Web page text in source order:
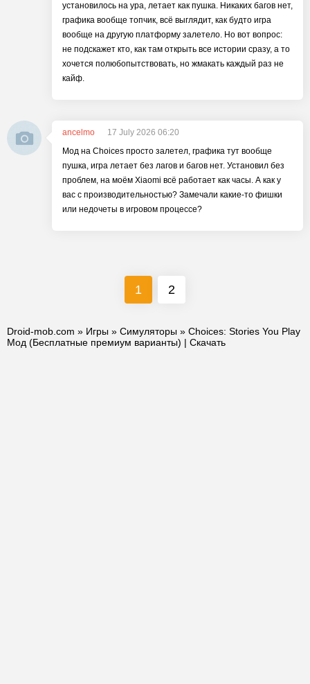
установилось на ура, летает как пушка. Никаких багов нет,
графика вообще топчик, всё выглядит, как будто игра
вообще на другую платформу залетело. Но вот вопрос:
не подскажет кто, как там открыть все истории сразу, а то
хочется полюбопытствовать, но жмакать каждый раз не
кайф.
ancelmo
17 July 2026 06:20
Мод на Choices просто залетел, графика тут вообще
пушка, игра летает без лагов и багов нет. Установил без
проблем, на моём Xiaomi всё работает как часы. А как у
вас с производительностью? Замечали какие-то фишки
или недочеты в игровом процессе?
1 2
Droid-mob.com » Игры » Симуляторы » Choices: Stories You Play
Мод (Бесплатные премиум варианты) | Скачать